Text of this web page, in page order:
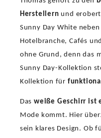
Herstellern und
Sunny Day White
Hotelbranche, Cafés
ohne Grund, denn das
Sunny Day-Kollektion
Kollektion für
Dasweiße Geschirr ist
Mode kommt. Hier
sein klares Design. Ob